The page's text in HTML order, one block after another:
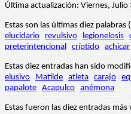
Última actualización: Viernes,
Estas son las últimas diez
elucidario
revulsivo legionelosis
preterintencional
críptido achicar
Estas diez entradas han sido
elusivo
Matilde atleta carajo
papalote Acapulco anémona
Estas fueron las diez entradas más